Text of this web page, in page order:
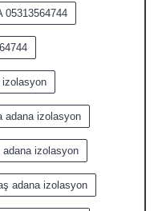
05313564744
adana izolasyon
adana izolasyon
adana izolasyon